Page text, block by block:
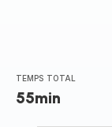
TEMPS TOTAL
55min